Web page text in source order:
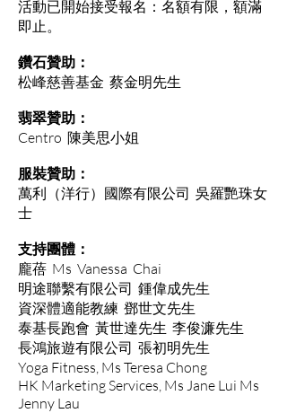
活動已開始接受報名：名額有限，額滿
即止。
鑽石贊助：
松峰慈善基金 蔡金明先生
翡翠贊助：
Centro 陳美思小姐
服裝贊助：
萬利（洋行）國際有限公司 吳羅艷珠女
士
支持團體：
龐蓓 Ms Vanessa Chai
明途聯繫有限公司 鍾偉成先生
資深體適能教練 鄧世文先生
泰基長跑會 黃世達先生 李俊濂先生
長鴻旅遊有限公司 張初明先生
Yoga Fitness, Ms Teresa Chong
HK Marketing Services, Ms Jane Lui Ms
Jenny Lau